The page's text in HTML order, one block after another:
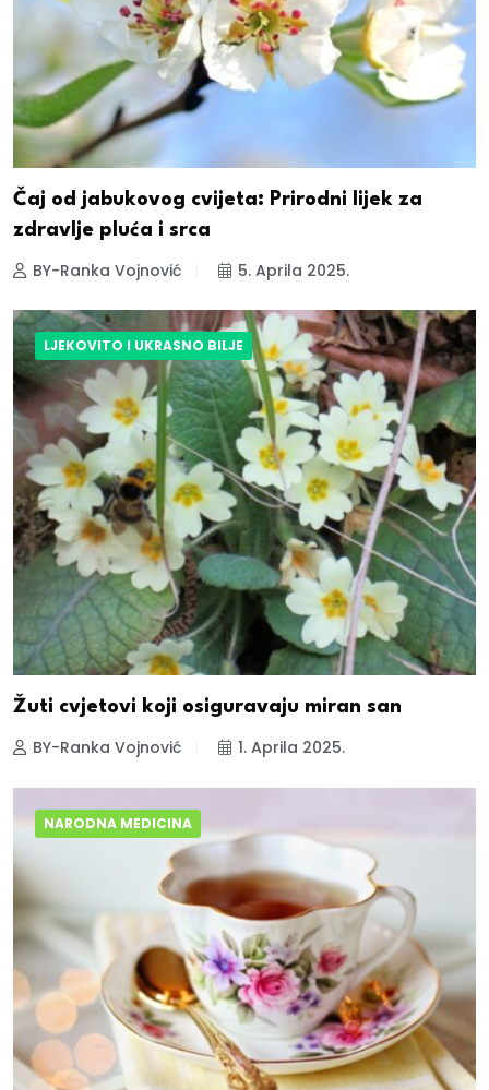
Čaj od jabukovog cvijeta: Prirodni lijek za
zdravlje pluća i srca
BY-Ranka Vojnović 5. Aprila 2025.
LJEKOVITO I UKRASNO BILJE
Žuti cvjetovi koji osiguravaju miran san
BY-Ranka Vojnović 1. Aprila 2025.
NARODNA MEDICINA